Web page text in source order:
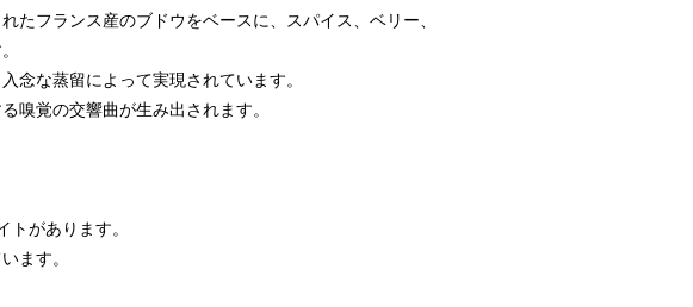
たフランス産のブドウをベースに、スパイス、ベリー、
念な蒸留によって実現されています。
嗅覚の交響曲が生み出されます。
があります。
ます。